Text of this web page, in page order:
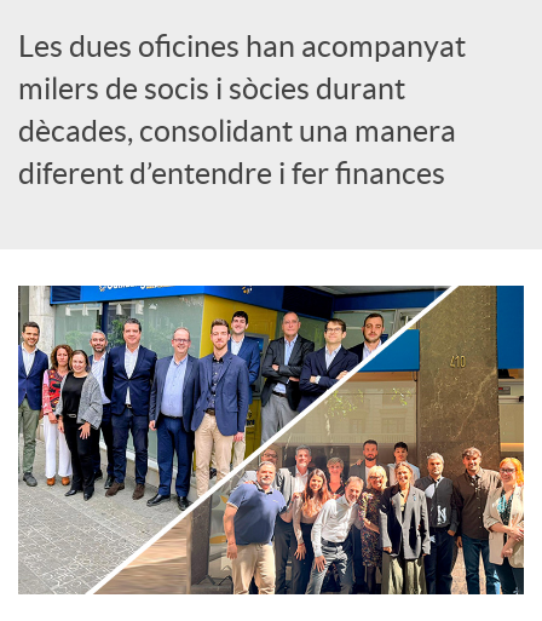
d
o
r
e
c
o
n
Les dues oficines han acompanyat
milers de socis i sòcies durant
dècades, consolidant una manera
diferent d’entendre i fer finances